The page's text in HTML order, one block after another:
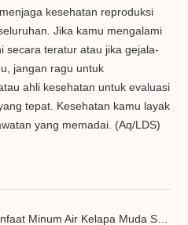
kesehatan reproduksi
Jika kamu mengalami
secara teratur atau jika gejala-
jangan ragu untuk
ahli kesehatan untuk evaluasi
tepat. Kesehatan kamu layak
yang memadai. (Aq/LDS)
Minum Air Kelapa Muda Saat Haid